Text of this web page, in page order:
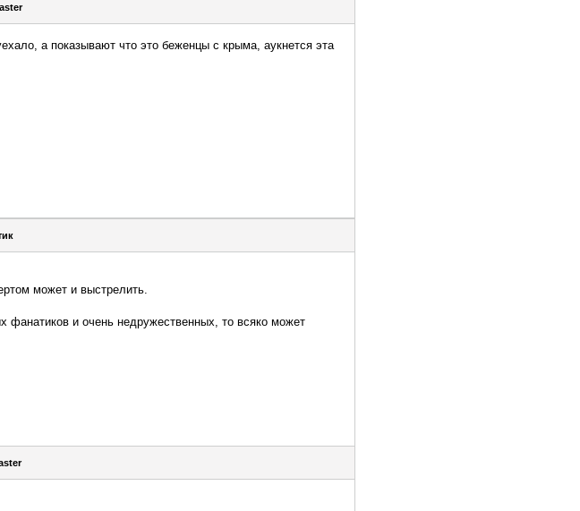
а показывают что это беженцы с крыма, аукнется эта
может и выстрелить.
фанатиков и очень недружественных, то всяко может